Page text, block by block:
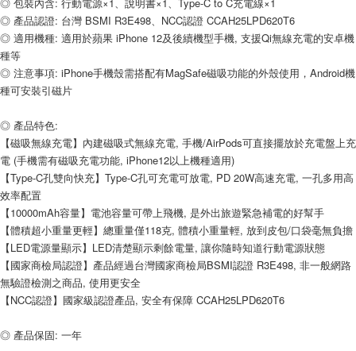
◎ 產品認證: 台灣 BSMI R3E498、NCC認證 CCAH25LPD620T6
◎ 適用機種: 適用於蘋果 iPhone 12及後續機型手機, 支援Qi無線充電的安卓機
種等
◎ 注意事項: iPhone手機殼需搭配有MagSafe磁吸功能的外殼使用，Android機
種可安裝引磁片
◎ 產品特色:
【磁吸無線充電】內建磁吸式無線充電, 手機/AirPods可直接擺放於充電盤上充
電 (手機需有磁吸充電功能, iPhone12以上機種適用)
【Type-C孔雙向快充】Type-C孔可充電可放電, PD 20W高速充電, 一孔多用高
效率配置
【10000mAh容量】電池容量可帶上飛機, 是外出旅遊緊急補電的好幫手
【體積超小重量更輕】總重量僅118克, 體積小重量輕, 放到皮包/口袋毫無負擔
【LED電源量顯示】LED清楚顯示剩餘電量, 讓你隨時知道行動電源狀態
【國家商檢局認證】產品經過台灣國家商檢局BSMI認證 R3E498, 非一般網路
無驗證檢測之商品, 使用更安全
【NCC認證】國家級認證產品, 安全有保障 CCAH25LPD620T6
◎ 產品保固: 一年